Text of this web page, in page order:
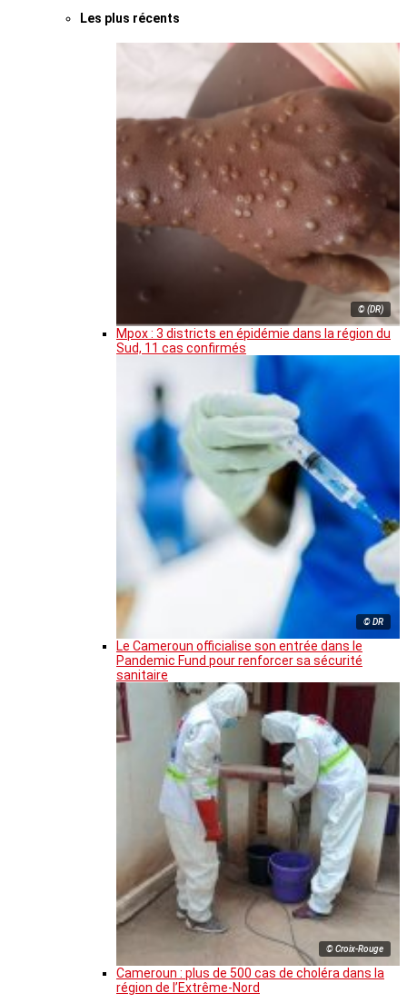
Les plus récents
© (DR)
Mpox : 3 districts en épidémie dans la région du
Sud, 11 cas confirmés
© DR
Le Cameroun officialise son entrée dans le
Pandemic Fund pour renforcer sa sécurité
sanitaire
© Croix-Rouge
Cameroun : plus de 500 cas de choléra dans la
région de l’Extrême-Nord